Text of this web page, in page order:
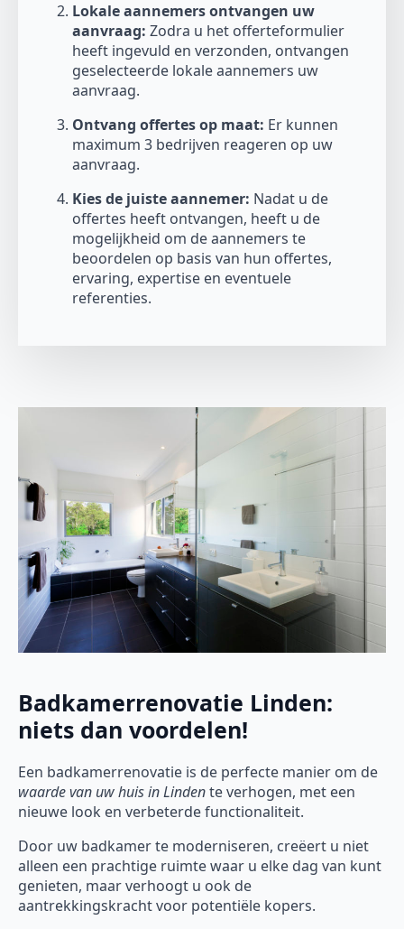
Lokale aannemers ontvangen uw
aanvraag: Zodra u het offerteformulier
heeft ingevuld en verzonden, ontvangen
geselecteerde lokale aannemers uw
aanvraag.
Ontvang offertes op maat: Er kunnen
maximum 3 bedrijven reageren op uw
aanvraag.
Kies de juiste aannemer: Nadat u de
offertes heeft ontvangen, heeft u de
mogelijkheid om de aannemers te
beoordelen op basis van hun offertes,
ervaring, expertise en eventuele
referenties.
Badkamerrenovatie Linden:
niets dan voordelen!
Een badkamerrenovatie is de perfecte manier om de
waarde van uw huis in Lindente verhogen, met een
nieuwe look en verbeterde functionaliteit.
Door uw badkamer te moderniseren, creëert u niet
alleen een prachtige ruimte waar u elke dag van kunt
genieten, maar verhoogt u ook de
aantrekkingskracht voor potentiële kopers.